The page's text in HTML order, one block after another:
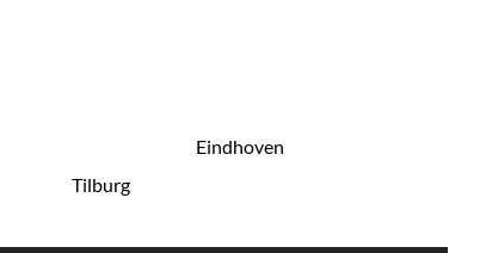
Eindhoven
Tilburg